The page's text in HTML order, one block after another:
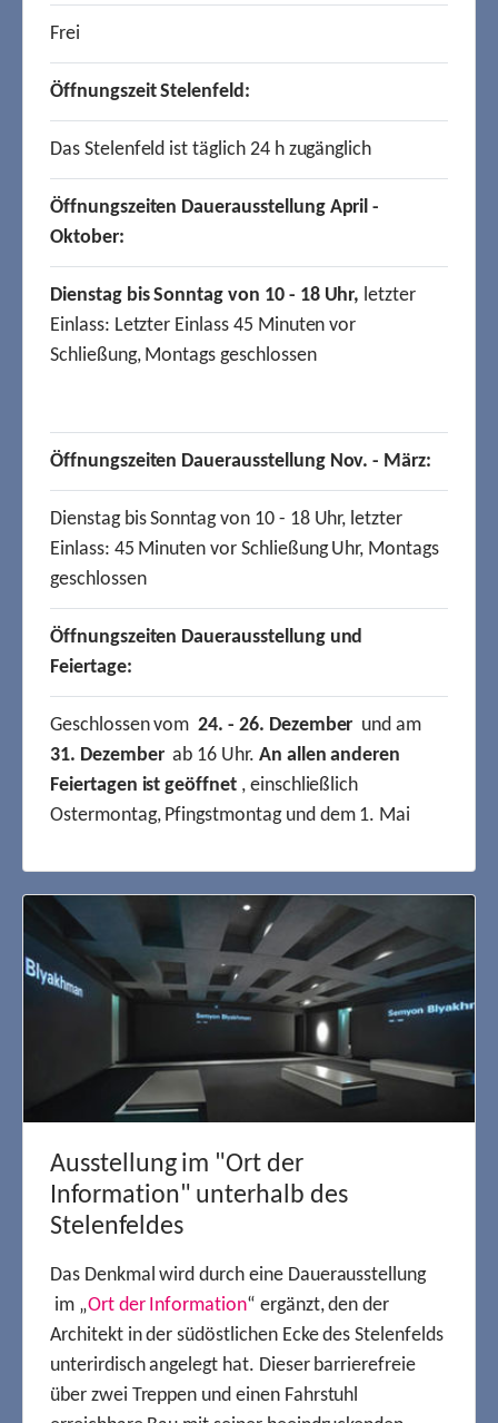
Ausstellung im "Ort der
Information" unterhalb des
Stelenfeldes
Das Denkmal wird durch eine Dauerausstellung
im „Ort der Information“ ergänzt, den der
Architekt in der südöstlichen Ecke des Stelenfelds
unterirdisch angelegt hat. Dieser barrierefreie
über zwei Treppen und einen Fahrstuhl
Frei
Öffnungszeit Stelenfeld:
Das Stelenfeld ist täglich 24 h zugänglich
Öffnungszeiten Dauerausstellung April -
Oktober:
Dienstag bis Sonntag von 10 - 18 Uhr, letzter
Einlass: Letzter Einlass 45 Minuten vor
Schließung, Montags geschlossen
Öffnungszeiten Dauerausstellung Nov. - März:
Dienstag bis Sonntag von 10 - 18 Uhr, letzter
Einlass: 45 Minuten vor Schließung Uhr, Montags
geschlossen
Öffnungszeiten Dauerausstellung und
Feiertage:
Geschlossen vom24. - 26. Dezember und am
31. Dezemberab 16 Uhr. An allen anderen
Feiertagen ist geöffnet, einschließlich
Ostermontag, Pfingstmontag und dem 1. Mai